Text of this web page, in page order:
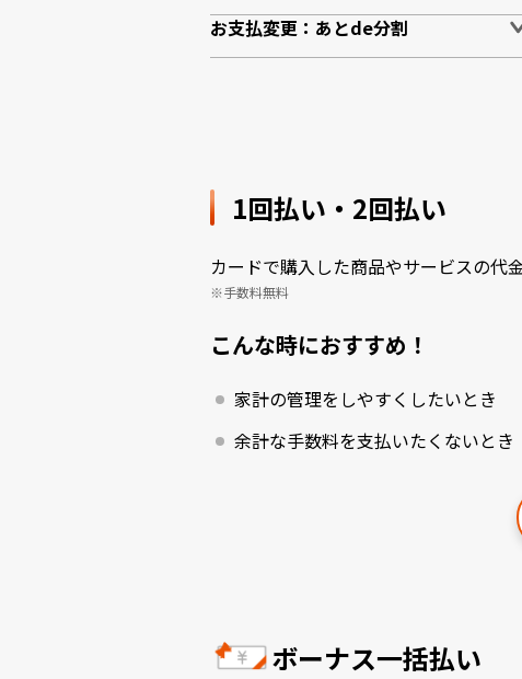
お支払変更：あとde分割
1回払い・2回払い
カードで購入した商品やサービスの代
手数料無料
こんな時におすすめ！
家計の管理をしやすくしたいとき
余計な手数料を支払いたくないとき
ボーナス一括払い